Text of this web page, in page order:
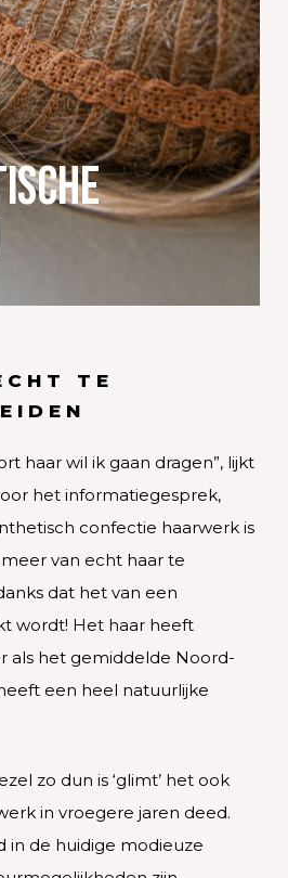
TE
haar wil ik gaan dragen”, lijkt
het informatiegesprek,
confectie haarwerk is
van echt haar te
dat het van een
wordt! Het haar heeft
als het gemiddelde Noord-
een heel natuurlijke
zo dun is ‘glimt’ het ook
in vroegere jaren deed.
in de huidige modieuze